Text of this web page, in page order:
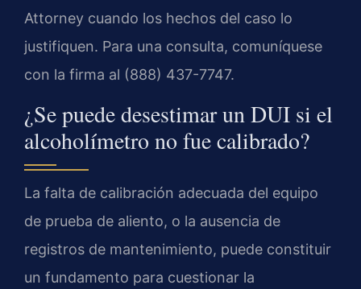
Attorney cuando los hechos del caso lo
justifiquen. Para una consulta, comuníquese
con la firma al (888) 437-7747.
¿Se puede desestimar un DUI si el
alcoholímetro no fue calibrado?
La falta de calibración adecuada del equipo
de prueba de aliento, o la ausencia de
registros de mantenimiento, puede constituir
un fundamento para cuestionar la